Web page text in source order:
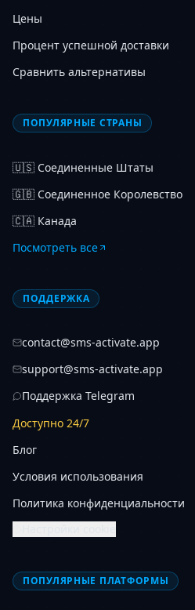
Цены
Процент успешной доставки
Сравнить альтернативы
ПОПУЛЯРНЫЕ СТРАНЫ
🇺🇸 Соединенные Штаты
🇬🇧 Соединенное Королевство
🇨🇦 Канада
Посмотреть все
ПОДДЕРЖКА
contact@sms-activate.app
support@sms-activate.app
Поддержка Telegram
Доступно 24/7
Блог
Условия использования
Политика конфиденциальности
ПОПУЛЯРНЫЕ ПЛАТФОРМЫ